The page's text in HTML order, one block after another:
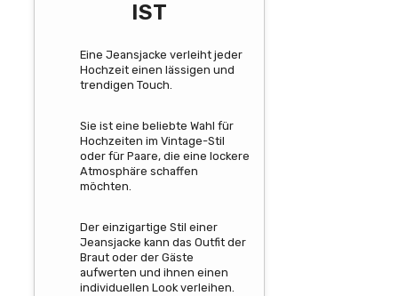
IST
Eine Jeansjacke verleiht jeder
Hochzeit einen lässigen und
trendigen Touch.
Sie ist eine beliebte Wahl für
Hochzeiten im Vintage-Stil
oder für Paare, die eine lockere
Atmosphäre schaffen
möchten.
Der einzigartige Stil einer
Jeansjacke kann das Outfit der
Braut oder der Gäste
aufwerten und ihnen einen
individuellen Look verleihen.